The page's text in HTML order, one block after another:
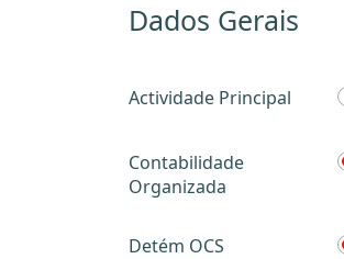
Dados Gerais
Actividade Principal
Contabilidade
Organizada
Detém OCS